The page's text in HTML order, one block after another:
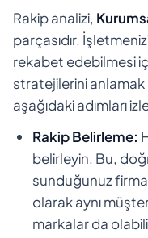
Rakip analizi,
parçasıdır.
rekabet edebilmesi
stratejilerini
aşağıdaki adımları
Rakip Belirleme:
belirleyin. Bu,
sunduğunuz
olarak aynı
markalar da